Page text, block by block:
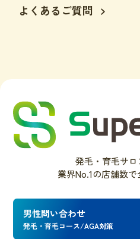
よくあるご質問
発毛・育毛サ
業界No.1の店舗数
男性問い合わせ
発毛・育毛コース/AGA対策